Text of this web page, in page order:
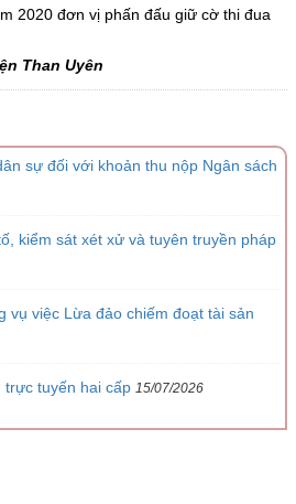
2020 đơn vị phấn đấu giữ cờ thi đua
Uyên
sự đối với khoản thu nộp Ngân sách
kiểm sát xét xử và tuyên truyền pháp
vụ việc Lừa đảo chiếm đoạt tài sản
trực tuyến hai cấp 15/07/2026